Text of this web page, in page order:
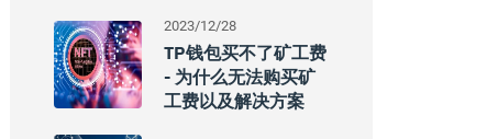
2023/12/28
TP钱包买不了矿工费
- 为什么无法购买矿
工费以及解决方案